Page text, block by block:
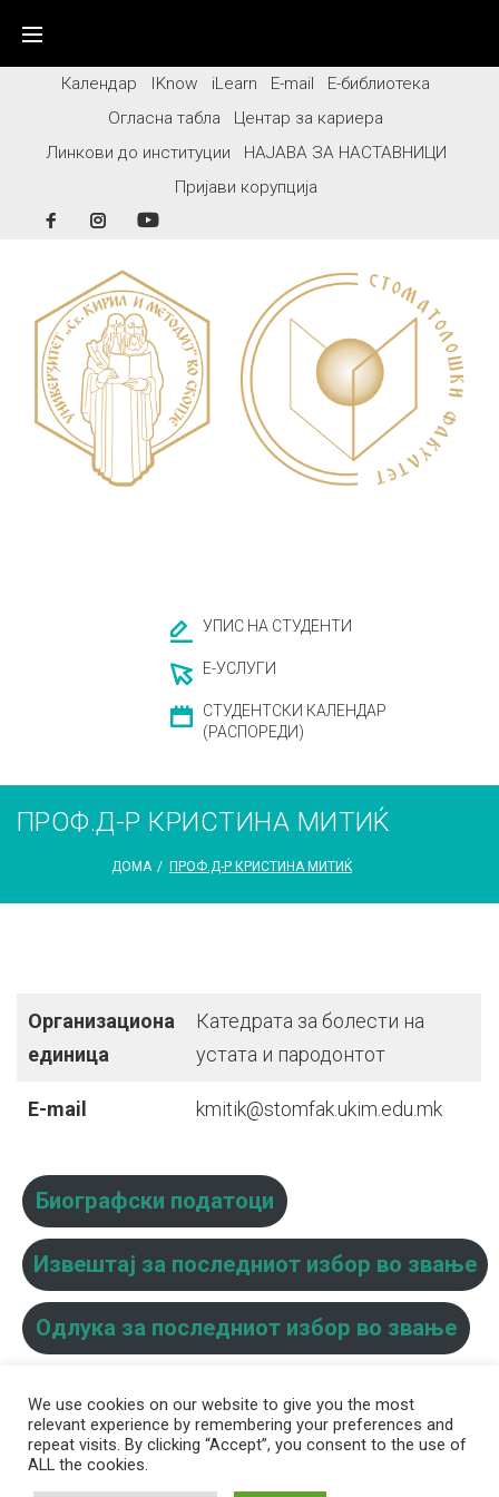
contentКалендар IKnow iLearn E-mail
Е-библиотека
Огласна табла
Центар за кариера
Линкови до институции
НАЈАВА ЗА НАСТАВНИЦИ
Пријави корупција
FacebookInstagram
УПИС НА СТУДЕНТИ
Е-УСЛУГИ
СТУДЕНТСКИ КАЛЕНДАР
(РАСПОРЕДИ)
ПРОФ.Д-Р КРИСТИНА МИТИЌ
ДОМА / ПРОФ.Д-Р КРИСТИНА МИТИЌ
Организациона
единица
Катедрата за болести на
устата и пародонтот
E-mail kmitik@stomfak.ukim.edu.mk
Биографски податоци
Извештај за последниот избор во звање
Одлука за последниот избор во звање
We use cookies on our website to give you the most
relevant experience by remembering your preferences and
repeat visits. By clicking “Accept”, you consent to the use of
ALL the cookies.
© 2026 Стоматолошки факултет – Скопје Универзитет ,,Св. Кирил и